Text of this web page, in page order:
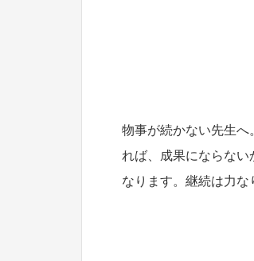
物事が続かない先生
れば、成果にならな
なります。継続は力な